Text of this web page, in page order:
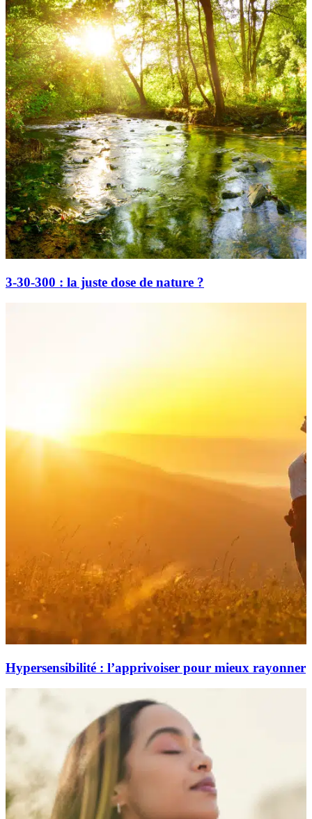
3-30-300 : la juste dose de nature ?
Hypersensibilité : l’apprivoiser pour mieux rayonner